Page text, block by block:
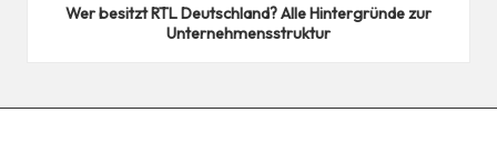
Wer besitzt RTL Deutschland? Alle Hintergründe zur
Unternehmensstruktur